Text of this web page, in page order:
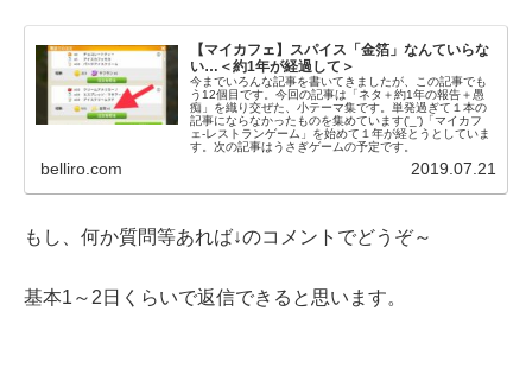
【マイカフェ】スパイス「金箔」なんていらな
い…＜約1年が経過して＞
今までいろんな記事を書いてきましたが、この記事でも
う12個目です。今回の記事は「ネタ＋約1年の報告＋愚
痴」を織り交ぜた、小テーマ集です。単発過ぎて１本の
記事にならなかったものを集めています('_')「マイカフ
ェ-レストランゲーム」を始めて１年が経とうとしていま
す。次の記事はうさぎゲームの予定です。
belliro.com 2019.07.21
もし、何か質問等あれば↓のコメントでどうぞ～
基本1～2日くらいで返信できると思います。